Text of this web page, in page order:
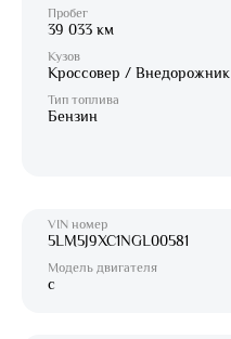
Пробег
39 033 км
Кузов
Кроссовер / Внедорожник
Тип топлива
Бензин
VIN номер
5LM5J9XC1NGL00581
Модель двигателя
c